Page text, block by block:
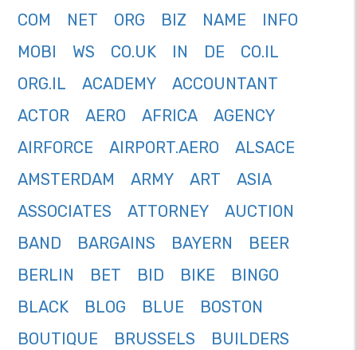
COM NET ORG BIZ NAME
INFO
MOBI
WS CO.UK IN DE
CO.IL
ORG.IL
ACADEMY
ACCOUNTANT
ACTOR
AERO AFRICA
AGENCY
AIRFORCE
AIRPORT.AERO
ALSACE
AMSTERDAM
ARMY ART
ASIA
ASSOCIATES
ATTORNEY
AUCTION
BAND
BARGAINS BAYERN
BEER
BERLIN
BET BID BIKE
BINGO
BLACK
BLOG BLUE
BOSTON
BOUTIQUE
BRUSSELS
BUILDERS